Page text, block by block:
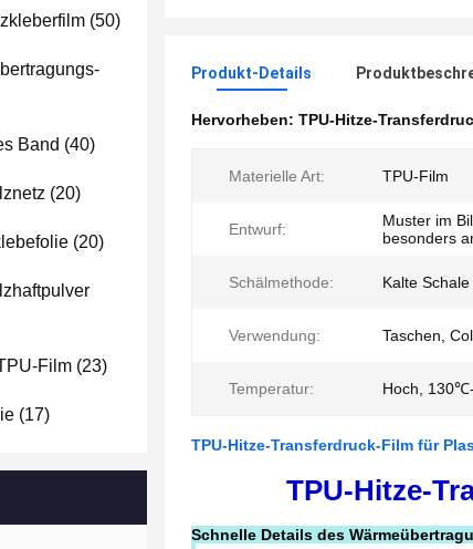
(50)
Band (40)
(20)
(20)
Film (23)
(17)
Produkt-Details
Hervorheben: TPU-Hitze-
Materielle Art: TPU-Film
Entwurf:
Muster im
besonders
Schälmethode: Kalte Schale
Verwendung: Taschen,
Temperatur: Hoch,
TPU-Hitze-Transferdruck-Film für
TPU-Hitze-
Schnelle Details des